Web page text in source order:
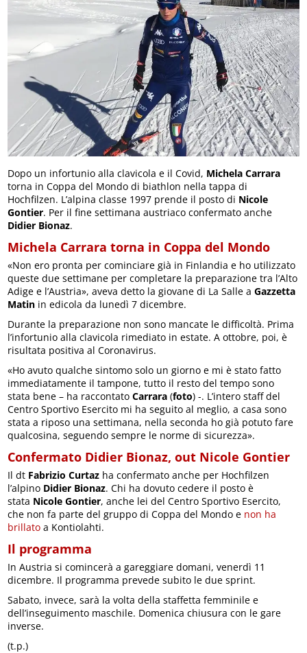
Dopo un infortunio alla clavicola e il Covid, Michela Carrara
torna in Coppa del Mondo di biathlon nella tappa di
Hochfilzen. L’alpina classe 1997 prende il posto di Nicole
Gontier. Per il fine settimana austriaco confermato anche
Didier Bionaz.
Michela Carrara torna in Coppa del Mondo
«Non ero pronta per cominciare già in Finlandia e ho utilizzato
queste due settimane per completare la preparazione tra l’Alto
Adige e l’Austria», aveva detto la giovane di La Salle aGazzetta
Matin in edicola da lunedì 7 dicembre.
Durante la preparazione non sono mancate le difficoltà. Prima
l’infortunio alla clavicola rimediato in estate. A ottobre, poi, è
risultata positiva al Coronavirus.
«Ho avuto qualche sintomo solo un giorno e mi è stato fatto
immediatamente il tampone, tutto il resto del tempo sono
stata bene – ha raccontatoCarrara (foto) -. L’intero staff del
Centro Sportivo Esercito mi ha seguito al meglio, a casa sono
stata a riposo una settimana, nella seconda ho già potuto fare
qualcosina, seguendo sempre le norme di sicurezza».
Confermato Didier Bionaz, out Nicole Gontier
Il dt Fabrizio Curtaz ha confermato anche per Hochfilzen
l’alpino Didier Bionaz. Chi ha dovuto cedere il posto è
stata Nicole Gontier, anche lei del Centro Sportivo Esercito,
che non fa parte del gruppo di Coppa del Mondo e non ha
brillato a Kontiolahti.
Il programma
In Austria si comincerà a gareggiare domani, venerdì 11
dicembre. Il programma prevede subito le due sprint.
Sabato, invece, sarà la volta della staffetta femminile e
dell’inseguimento maschile. Domenica chiusura con le gare
inverse.
(t.p.)